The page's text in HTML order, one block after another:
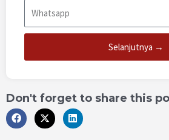
Selanjutnya →
Don't forget to share this